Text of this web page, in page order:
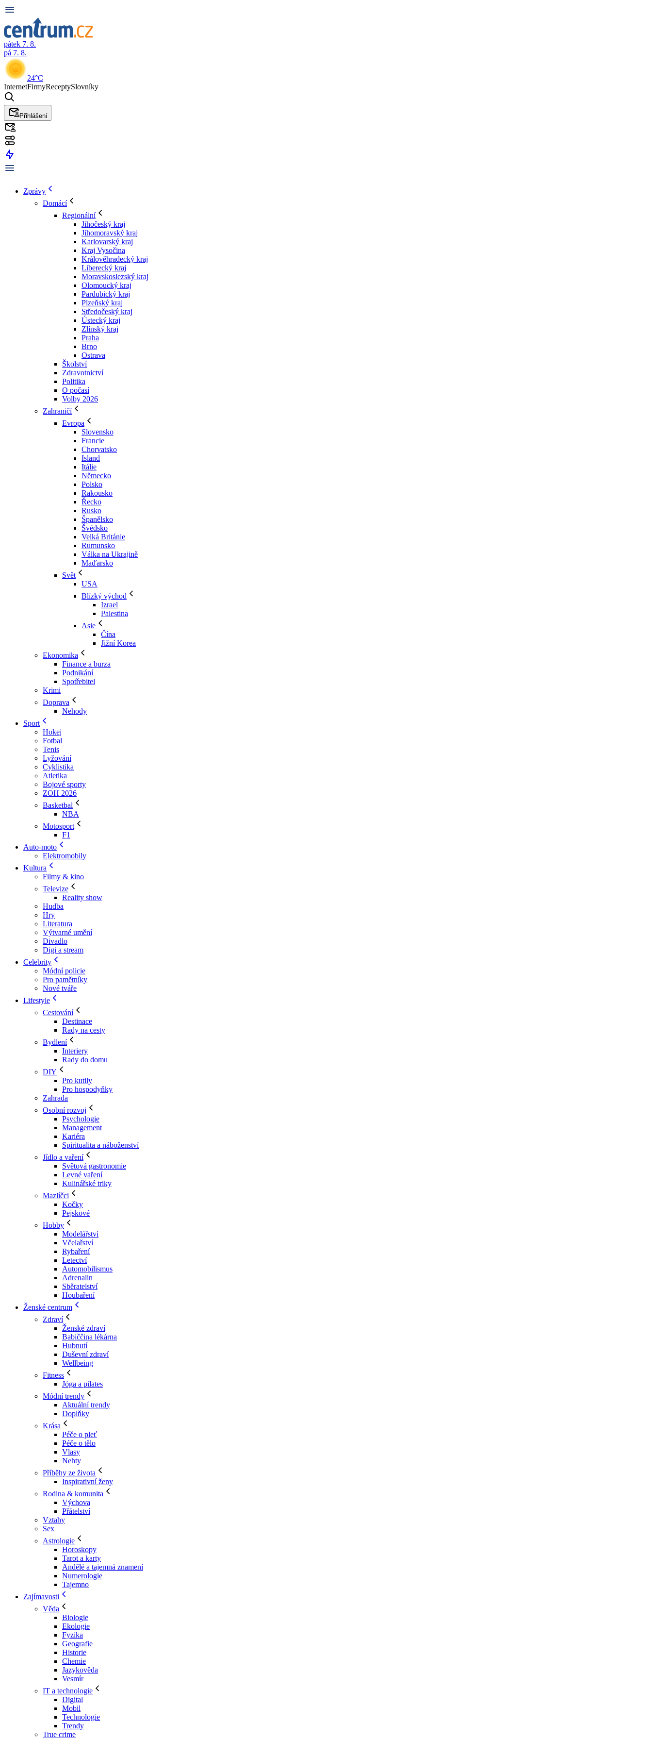
pátek 7. 8.
pá 7. 8.
24°C
InternetFirmyReceptySlovníky
Přihlášení
Zprávy
Domácí
Regionální
Jihočeský kraj
Jihomoravský kraj
Karlovarský kraj
Kraj Vysočina
Králověhradecký kraj
Liberecký kraj
Moravskoslezský kraj
Olomoucký kraj
Pardubický kraj
Plzeňský kraj
Středočeský kraj
Ústecký kraj
Zlínský kraj
Praha
Brno
Ostrava
Školství
Zdravotnictví
Politika
O počasí
Volby 2026
Zahraničí
Evropa
Slovensko
Francie
Chorvatsko
Island
Itálie
Německo
Polsko
Rakousko
Řecko
Rusko
Španělsko
Švédsko
Velká Británie
Rumunsko
Válka na Ukrajině
Maďarsko
Svět
USA
Blízký východ
Izrael
Palestina
Asie
Čína
Jižní Korea
Ekonomika
Finance a burza
Podnikání
Spotřebitel
Krimi
Doprava
Nehody
Sport
Hokej
Fotbal
Tenis
Lyžování
Cyklistika
Atletika
Bojové sporty
ZOH 2026
Basketbal
NBA
Motosport
F1
Auto-moto
Elektromobily
Kultura
Filmy & kino
Televize
Reality show
Hudba
Hry
Literatura
Výtvarné umění
Divadlo
Digi a stream
Celebrity
Módní policie
Pro pamětníky
Nové tváře
Lifestyle
Cestování
Destinace
Rady na cesty
Bydlení
Interiery
Rady do domu
DIY
Pro kutily
Pro hospodyňky
Zahrada
Osobní rozvoj
Psychologie
Management
Kariéra
Spiritualita a náboženství
Jídlo a vaření
Světová gastronomie
Levné vaření
Kulinářské triky
Mazlíčci
Kočky
Pejskové
Hobby
Modelářství
Včelařství
Rybaření
Letectví
Automobilismus
Adrenalin
Sběratelství
Houbaření
Ženské centrum
Zdraví
Ženské zdraví
Babiččina lékárna
Hubnutí
Duševní zdraví
Wellbeing
Fitness
Jóga a pilates
Módní trendy
Aktuální trendy
Doplňky
Krása
Péče o pleť
Péče o tělo
Vlasy
Nehty
Příběhy ze života
Inspirativní ženy
Rodina & komunita
Výchova
Přátelství
Vztahy
Sex
Astrologie
Horoskopy
Tarot a karty
Andělé a tajemná znamení
Numerologie
Tajemno
Zajímavosti
Věda
Biologie
Ekologie
Fyzika
Geografie
Historie
Chemie
Jazykověda
Vesmír
IT a technologie
Digital
Mobil
Technologie
Trendy
True crime